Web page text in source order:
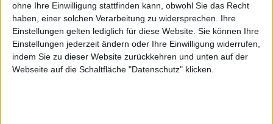
ohne Ihre Einwilligung stattfinden kann, obwohl Sie das Recht
haben, einer solchen Verarbeitung zu widersprechen. Ihre
Einstellungen gelten lediglich für diese Website. Sie können Ihre
Einstellungen jederzeit ändern oder Ihre Einwilligung widerrufen,
indem Sie zu dieser Website zurückkehren und unten auf der
Webseite auf die Schaltfläche "Datenschutz" klicken.
Die Zotac GeForce GTX570 ist im Kern mit 732 MHz
getaktet und verfügt über 480 Prozessorkerne. Die
Shader-Einheit ist 1.464 MHz schnell. 1.280 MB
GDDR5-Speicher kommen zur Anwendung und die
Speicheranbindung ist 320-bit groß. Getaktet ist der